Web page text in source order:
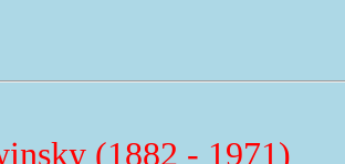
(1882 - 1971)